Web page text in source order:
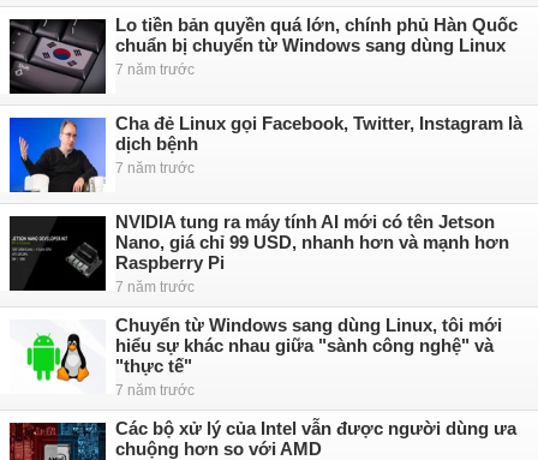
Lo tiền bản quyền quá lớn, chính phủ Hàn Quốc
chuẩn bị chuyển từ Windows sang dùng Linux
7 năm trước
Cha đẻ Linux gọi Facebook, Twitter, Instagram là
dịch bệnh
7 năm trước
NVIDIA tung ra máy tính AI mới có tên Jetson
Nano, giá chỉ 99 USD, nhanh hơn và mạnh hơn
Raspberry Pi
7 năm trước
Chuyển từ Windows sang dùng Linux, tôi mới
hiểu sự khác nhau giữa "sành công nghệ" và
"thực tế"
7 năm trước
Các bộ xử lý của Intel vẫn được người dùng ưa
chuộng hơn so với AMD